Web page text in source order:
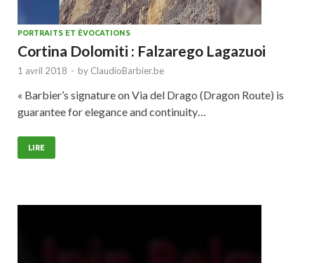
PORTRAITS ET ÉVOCATIONS
Cortina Dolomiti : Falzarego Lagazuoi
1 avril 2018 - by ClaudioBarbier.be
« Barbier’s signature on Via del Drago (Dragon Route) is
guarantee for elegance and continuity…
LIRE